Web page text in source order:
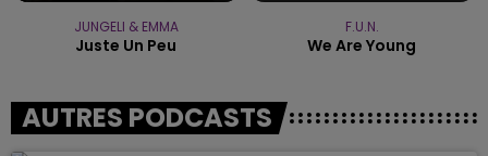
JUNGELI & EMMA
Juste Un Peu
F.U.N.
We Are Young
AUTRES PODCASTS